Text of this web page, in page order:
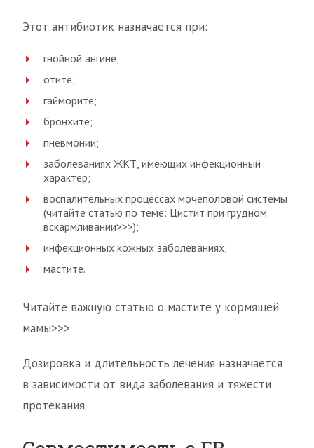
Этот антибиотик назначается при:
гнойной ангине;
отите;
гайморите;
бронхите;
пневмонии;
заболеваниях ЖКТ, имеющих инфекционный
характер;
воспалительных процессах мочеполовой системы
(читайте статью по теме: Цистит при грудном
вскармливании>>>);
инфекционных кожных заболеваниях;
мастите.
Читайте важную статью о мастите у кормящей
мамы>>>
Дозировка и длительность лечения назначается
в зависимости от вида заболевания и тяжести
протекания.